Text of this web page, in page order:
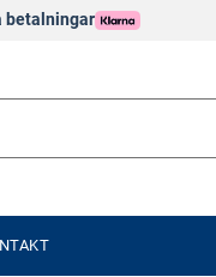
betalningar